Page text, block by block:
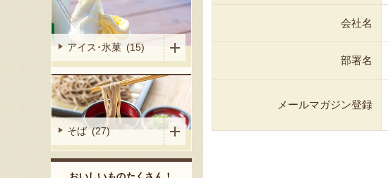
会社名
部署名
メールマガジン登録
アイス･氷菓 (15)
そば (27)